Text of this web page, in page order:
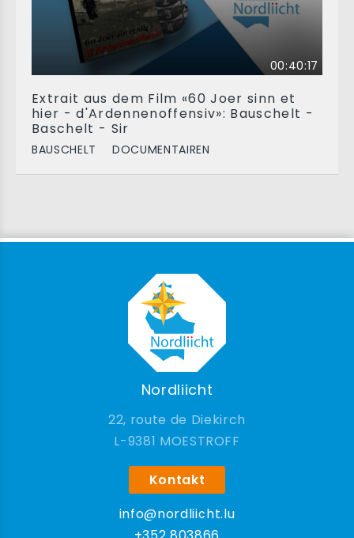
00:40:17
Extrait aus dem Film «60 Joer sinn et
hier - d'Ardennenoffensiv»: Bauschelt -
Baschelt - Sir
BAUSCHELT DOCUMENTAIREN
Nordliicht
22, route de Diekirch
9381 MOESTROFF
Kontakt
info@nordliicht.lu